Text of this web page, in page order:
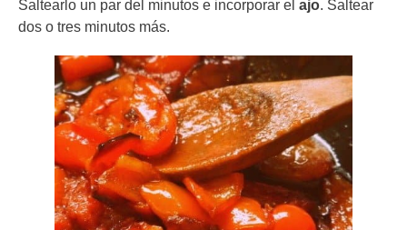
Saltearlo un par del minutos e incorporar el ajo. Saltear
dos o tres minutos más.